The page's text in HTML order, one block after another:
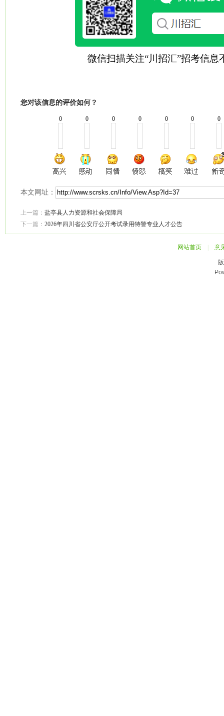
微信扫描关注“川招汇”招考信息
您对该信息的评价如何？
0 0 0 0 0 0 0
本文网址：
上一篇： 盐亭县人力资源和社会保障局
下一篇： 2026年四川省公安厅公开考试录用特警专业人才公告
网站首页 意